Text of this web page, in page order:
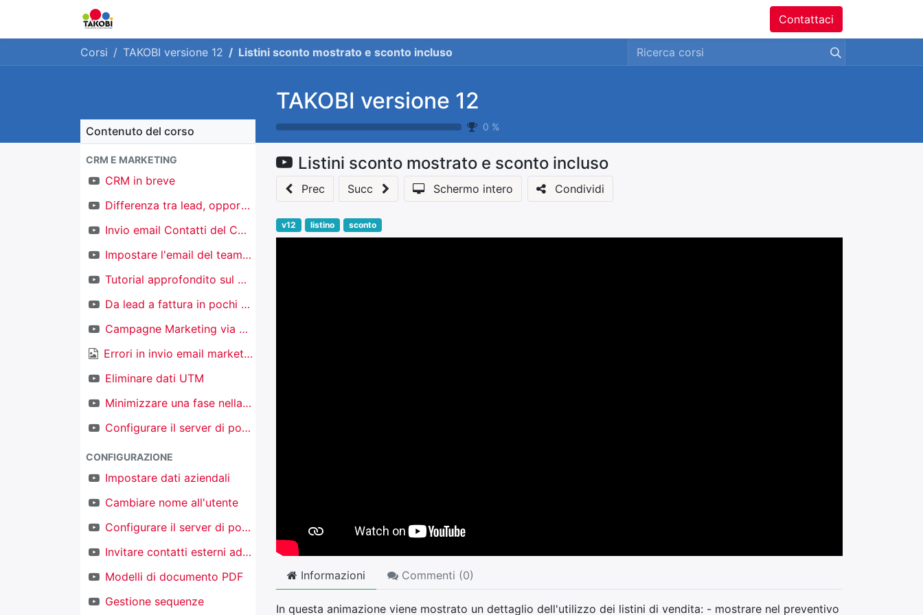
Contattaci
Corsi TAKOBI versione 12 Listini sconto mostrato e sconto incluso
TAKOBI versione 12
0 %
Contenuto del corso
CRM E MARKETING
CRM in breve
Differenza tra lead, opportunità e contatti
Invio email Contatti del CRM
Impostare l'email del team di vendita
Tutorial approfondito sul CRM
Da lead a fattura in pochi click
Campagne Marketing via email
Errori in invio email marketing
Eliminare dati UTM
Minimizzare una fase nella kanban nel CRM
Configurare il server di posta in ingresso per creare nuovi oggetti
CONFIGURAZIONE
Impostare dati aziendali
Cambiare nome all'utente
Configurare il server di posta in uscita
Invitare contatti esterni ad accedere al proprio TAKOBI
Modelli di documento PDF
Gestione sequenze
Listini sconto mostrato e sconto incluso
Prec Succ Schermo intero Condividi
v12 listino sconto
Informazioni Commenti (0)
In questa animazione viene mostrato un dettaglio dell'utilizzo dei listini di vendita: - mostrare nel preventivo